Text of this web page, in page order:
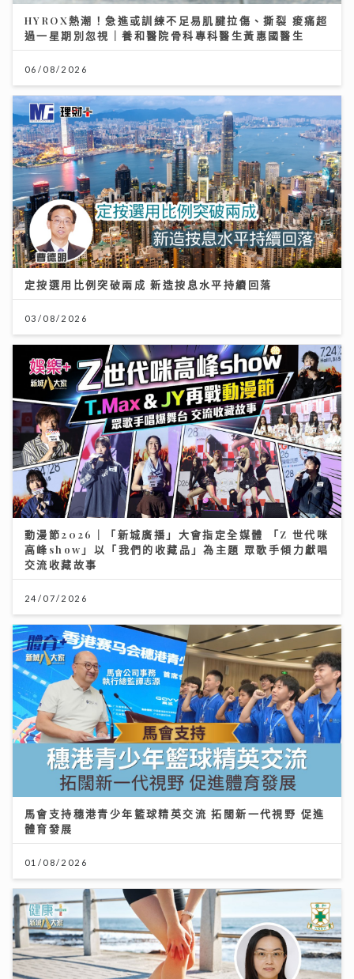
HYROX熱潮！急進或訓練不足易肌腱拉傷、撕裂 痠痛超
過一星期別忽視｜養和醫院骨科專科醫生黃惠國醫生
06/08/2026
定按選用比例突破兩成 新造按息水平持續回落
03/08/2026
動漫節2026｜「新城廣播」大會指定全媒體 「Z 世代咪
高峰show」以「我們的收藏品」為主題 眾歌手傾力獻唱
交流收藏故事
24/07/2026
馬會支持穗港青少年籃球精英交流 拓闊新一代視野 促進
體育發展
01/08/2026